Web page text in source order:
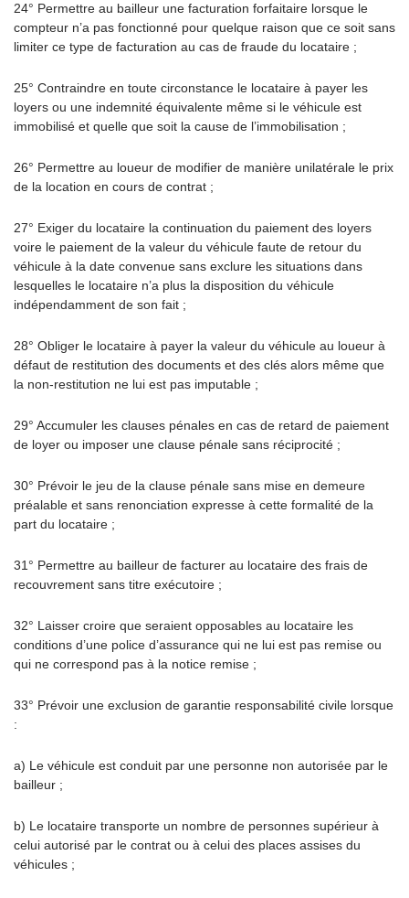
24° Permettre au bailleur une facturation forfaitaire lorsque le
compteur n’a pas fonctionné pour quelque raison que ce soit sans
limiter ce type de facturation au cas de fraude du locataire ;
25° Contraindre en toute circonstance le locataire à payer les
loyers ou une indemnité équivalente même si le véhicule est
immobilisé et quelle que soit la cause de l’immobilisation ;
26° Permettre au loueur de modifier de manière unilatérale le prix
de la location en cours de contrat ;
27° Exiger du locataire la continuation du paiement des loyers
voire le paiement de la valeur du véhicule faute de retour du
véhicule à la date convenue sans exclure les situations dans
lesquelles le locataire n’a plus la disposition du véhicule
indépendamment de son fait ;
28° Obliger le locataire à payer la valeur du véhicule au loueur à
défaut de restitution des documents et des clés alors même que
la non-restitution ne lui est pas imputable ;
29° Accumuler les clauses pénales en cas de retard de paiement
de loyer ou imposer une clause pénale sans réciprocité ;
30° Prévoir le jeu de la clause pénale sans mise en demeure
préalable et sans renonciation expresse à cette formalité de la
part du locataire ;
31° Permettre au bailleur de facturer au locataire des frais de
recouvrement sans titre exécutoire ;
32° Laisser croire que seraient opposables au locataire les
conditions d’une police d’assurance qui ne lui est pas remise ou
qui ne correspond pas à la notice remise ;
33° Prévoir une exclusion de garantie responsabilité civile lorsque
:
a) Le véhicule est conduit par une personne non autorisée par le
bailleur ;
b) Le locataire transporte un nombre de personnes supérieur à
celui autorisé par le contrat ou à celui des places assises du
véhicules ;